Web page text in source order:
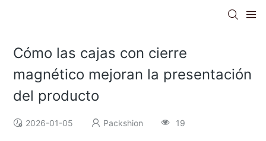
Cómo las cajas con cierre
magnético mejoran la presentación
del producto
2026-01-05 Packshion 19